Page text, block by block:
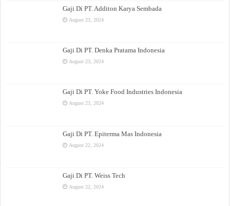
Gaji Di PT. Additon Karya Sembada
August 23, 2024
Gaji Di PT. Denka Pratama Indonesia
August 23, 2024
Gaji Di PT. Yoke Food Industries Indonesia
August 23, 2024
Gaji Di PT. Epiterma Mas Indonesia
August 22, 2024
Gaji Di PT. Weiss Tech
August 22, 2024